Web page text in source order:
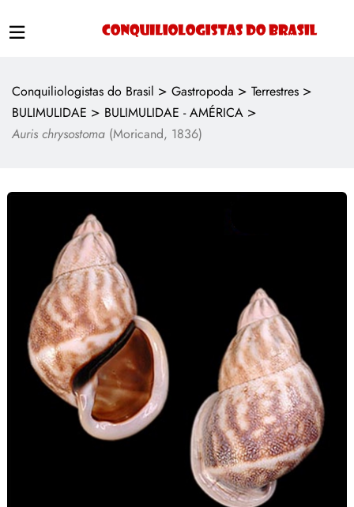
Conquiliologistas do Brasil > Gastropoda > Terrestres >
BULIMULIDAE > BULIMULIDAE - AMÉRICA >
Auris chrysostoma (Moricand, 1836)